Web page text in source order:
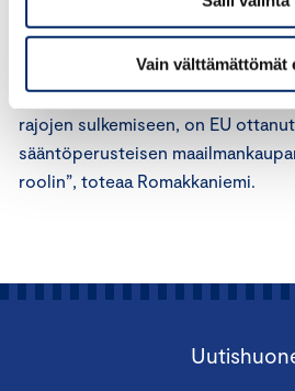
Vain välttämättömät
ratkaisemiselle neuvotteluteitse
ajan avoinna”, Romakkaniemi
”Samalla kun USA on käpertynyt
rajojen sulkemiseen, on EU
sääntöperusteisen
roolin”, toteaa Romakkaniemi.